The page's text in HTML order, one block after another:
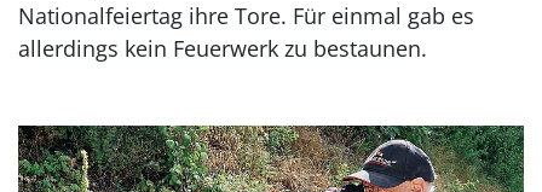
Nationalfeiertag ihre Tore. Für einmal gab es
allerdings kein Feuerwerk zu bestaunen.